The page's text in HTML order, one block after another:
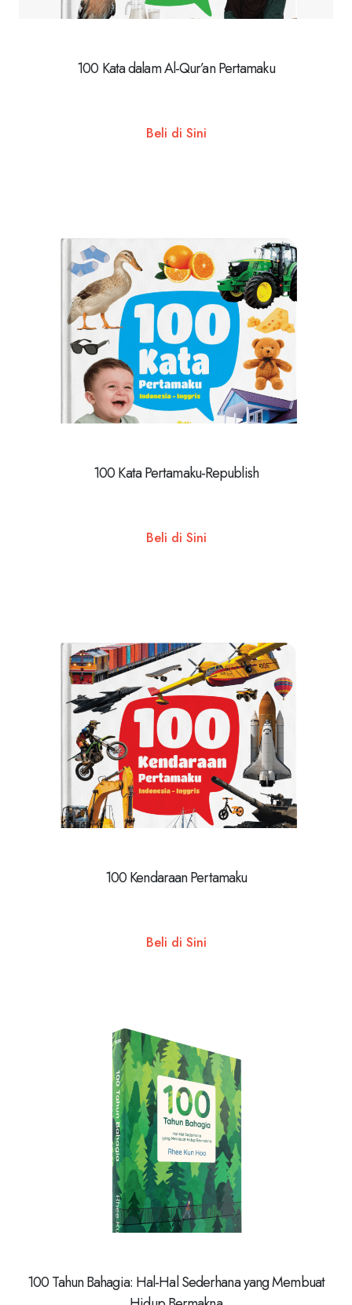
100 Kata dalam Al-Qur’an Pertamaku
Beli di Sini
100 Kata Pertamaku-Republish
Beli di Sini
100 Kendaraan Pertamaku
Beli di Sini
100 Tahun Bahagia: Hal-Hal Sederhana yang Membuat